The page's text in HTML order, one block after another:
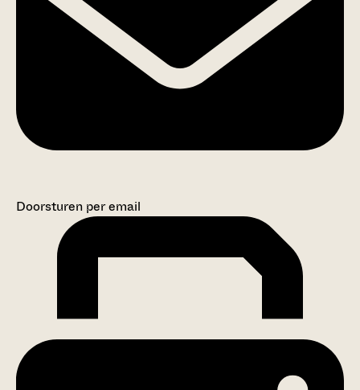
Doorsturen per email